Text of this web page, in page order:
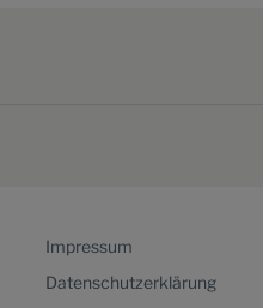
Impressum
Datenschutzerklärung